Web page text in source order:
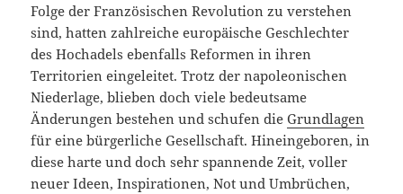
Folge der Französischen Revolution zu verstehen
sind, hatten zahlreiche europäische Geschlechter
des Hochadels ebenfalls Reformen in ihren
Territorien eingeleitet. Trotz der napoleonischen
Niederlage, blieben doch viele bedeutsame
Änderungen bestehen und schufen dieGrundlagen
für eine bürgerliche Gesellschaft. Hineingeboren, in
diese harte und doch sehr spannende Zeit, voller
neuer Ideen, Inspirationen, Not und Umbrüchen,